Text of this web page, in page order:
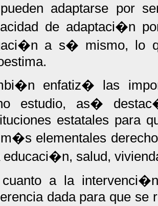
adaptarse por
de adaptaci�n
a s� mismo, lo
enfatiz� las
estudio, as�
estatales para
elementales
educaci�n, salud,
a la
dada para que se